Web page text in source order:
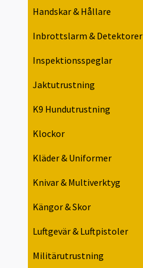
Handskar & Hållare
Inbrottslarm & Detektorer
Inspektionsspeglar
Jaktutrustning
K9 Hundutrustning
Klockor
Kläder & Uniformer
Knivar & Multiverktyg
Kängor & Skor
Luftgevär & Luftpistoler
Militärutrustning